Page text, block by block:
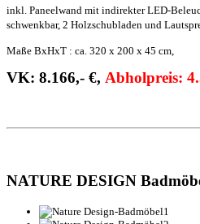
inkl. Paneelwand mit indirekter LED-
schwenkbar, 2 Holzschubladen und
Maße BxHxT : ca. 320 x 200 x 45 cm,
VK: 8.166,- €, Abholpreis:
NATURE DESIGN